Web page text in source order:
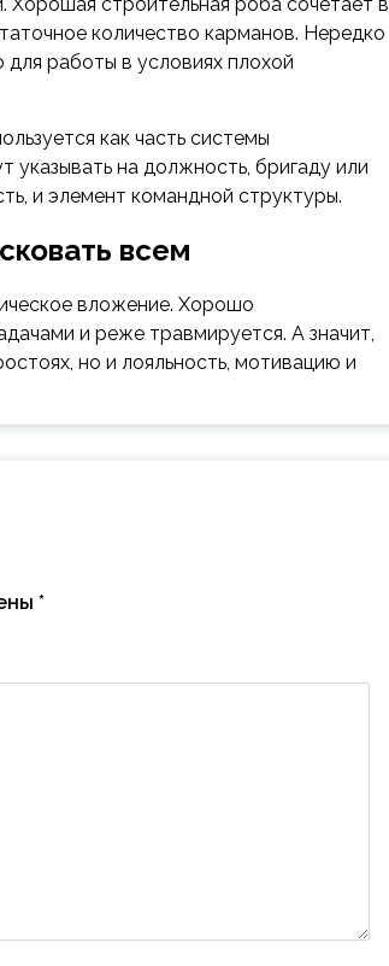
количество карманов. Нередко
работы в условиях плохой
как часть системы
на должность, бригаду или
и элемент командной структуры.
всем
вложение. Хорошо
и реже травмируется. А значит,
но и лояльность, мотивацию и
*